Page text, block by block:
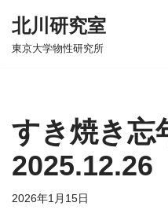
コ
へ
ス
キ
ッ
北川研究室
東京大学物性研究所
すき焼き
2025.12.26
2026年1月15日